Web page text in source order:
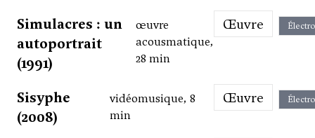
Simulacres : un
autoportrait
(1991)
œuvre
acousmatique,
28 min
Œuvre
Sisyphe
(2008)
vidéomusique, 8
min
Œuvre